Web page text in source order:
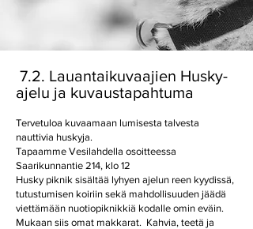
7.2. Lauantaikuvaajien Husky-
ajelu ja kuvaustapahtuma
Tervetuloa kuvaamaan lumisesta talvesta
nauttivia huskyja.
Tapaamme Vesilahdella osoitteessa
Saarikunnantie 214, klo 12
Husky piknik sisältää lyhyen ajelun reen kyydissä,
tutustumisen koiriin sekä mahdollisuuden jäädä
viettämään nuotiopiknikkiä kodalle omin eväin.
Mukaan siis omat makkarat. Kahvia, teetä ja